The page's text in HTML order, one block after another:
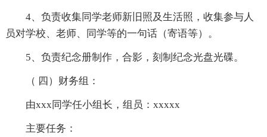
4、负责收集同学老师新旧照及生活照，收集参与人
员对学校、老师、同学等的一句话（寄语等）。
5、负责纪念册制作，合影，刻制纪念光盘光碟。
（ 四）财务组：
由xxx同学任小组长，组员：xxxxx
主要任务：